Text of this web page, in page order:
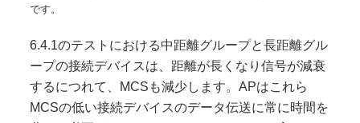
です。
6.4.1のテストにおける中距離グループと長距離グル
ープの接続デバイスは、距離が長くなり信号が減衰
するにつれて、MCSも減少します。APはこれら
MCSの低い接続デバイスのデータ伝送に常に時間を